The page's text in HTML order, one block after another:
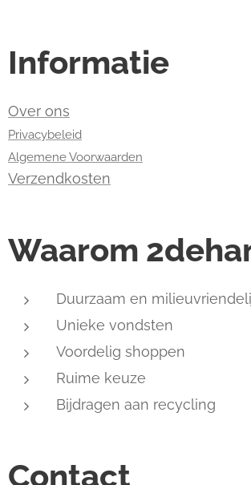
Informatie
Over ons
Privacybeleid
Algemene Voorwaarden
Verzendkosten
Waarom
Duurzaam en
Unieke vondsten
Voordelig shoppen
Ruime keuze
Bijdragen aan recycling
Contact